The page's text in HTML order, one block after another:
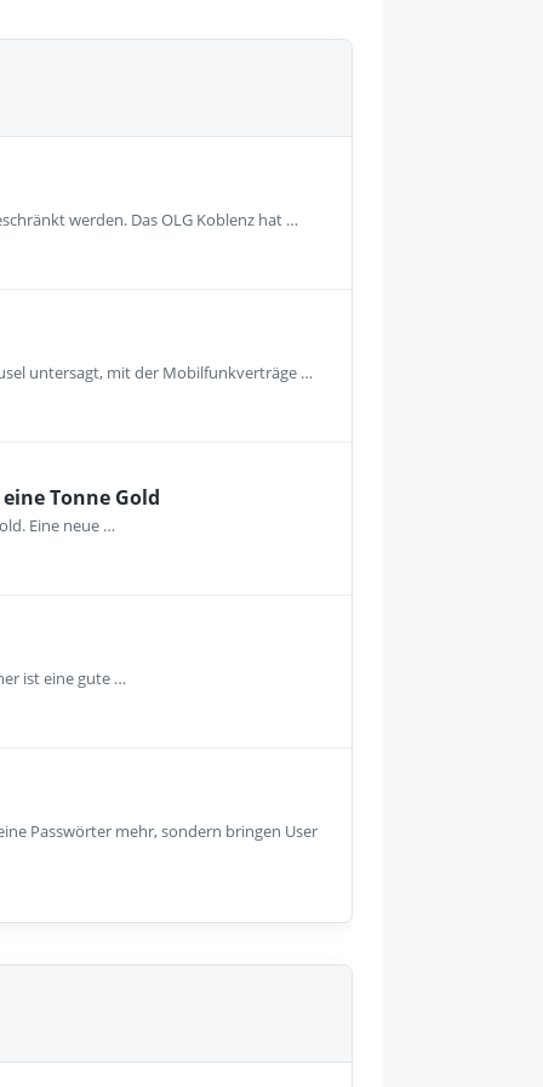
werden. Das OLG Koblenz hat …
untersagt, mit der Mobilfunkverträge …
Tonne Gold
Eine neue …
ist eine gute …
Passwörter mehr, sondern bringen User